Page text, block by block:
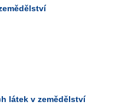
látek v zemědělství